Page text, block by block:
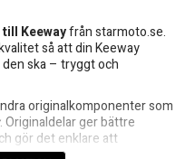
Keewayfrån starmoto.se.
så att din Keeway
ska – tryggt och
originalkomponenter som
. Originaldelar ger bättre
gör det enklare att